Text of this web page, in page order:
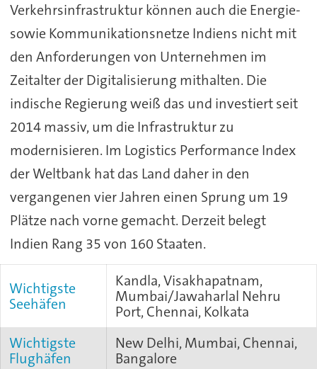
Verkehrsinfrastruktur können auch die Energie-
sowie Kommunikationsnetze Indiens nicht mit
den Anforderungen von Unternehmen im
Zeitalter der Digitalisierung mithalten. Die
indische Regierung weiß das und investiert seit
2014 massiv, um die Infrastruktur zu
modernisieren. Im Logistics Performance Index
der Weltbank hat das Land daher in den
vergangenen vier Jahren einen Sprung um 19
Plätze nach vorne gemacht. Derzeit belegt
Indien Rang 35 von 160 Staaten.
Wichtigste
Seehäfen
Kandla, Visakhapatnam,
Mumbai/Jawaharlal Nehru
Port, Chennai, Kolkata
Wichtigste
Flughäfen
New Delhi, Mumbai, Chennai,
Bangalore